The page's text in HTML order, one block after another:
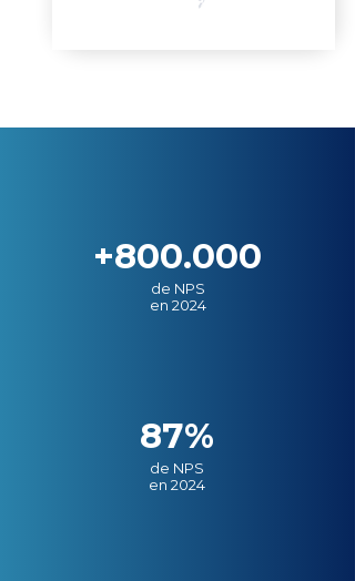
+800.000
de NPS
en 2024
87%
de NPS
en 2024